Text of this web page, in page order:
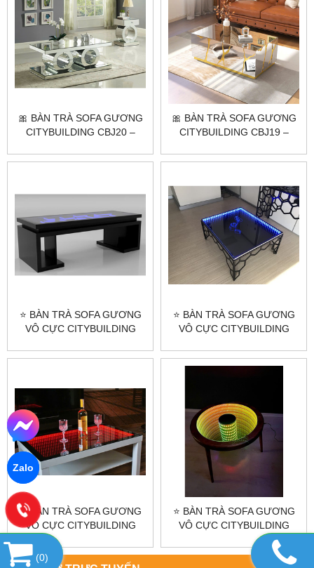
🎀 BÀN TRÀ SOFA GƯƠNG
CITYBUILDING CBJ20 –
⭐
🎀 BÀN TRÀ SOFA GƯƠNG
CITYBUILDING CBJ19 –
⭐ BÀN TRÀ SOFA GƯƠNG
VÔ CỰC CITYBUILDING
TRỌNG ⭐
⭐ BÀN TRÀ SOFA GƯƠNG
VÔ CỰC CITYBUILDING
TRỌNG ⭐
⭐ BÀN TRÀ SOFA GƯƠNG
VÔ CỰC CITYBUILDING
CBJ16 - ĐẲNG CẤP SANG
TRỌNG ⭐
⭐ BÀN TRÀ SOFA GƯƠNG
VÔ CỰC CITYBUILDING
CBJ15 - ĐẲNG CẤP SANG
TRỌNG ⭐
(0)
Zalo